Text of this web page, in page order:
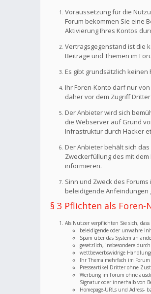
Voraussetzung für die
Forum bekommen Sie eine
Aktivierung Ihres Kontos
Vertragsgegenstand ist die
Beiträge und Themen im
Es gibt grundsätzlich
Ihr Foren-Konto darf nur
daher vor dem Zugriff
Der Anbieter wird sich
die Webserver auf Grund
Infrastruktur durch Hacker
Der Anbieter behält sich
Zweckerfüllung des mit
informieren.
Sinn und Zweck des
beleidigende Anfeindungen
§ 3 Pflichten als Foren-
Als Nutzer verpflichten Sie sich,
beleidigende oder unwahre
Spam über das System an
gesetzlich, insbesondere
wettbewerbswidrige
Ihr Thema mehrfach im
Presseartikel Dritter ohne
Werbung im Forum ohne
Signatur oder innerhalb von
Homepage-URLs und